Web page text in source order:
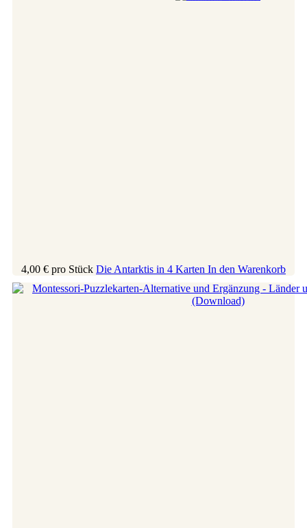
4,00 € pro Stück Die Antarktis in 4 Karten In den Warenkorb